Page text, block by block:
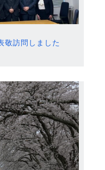
敬訪問しました